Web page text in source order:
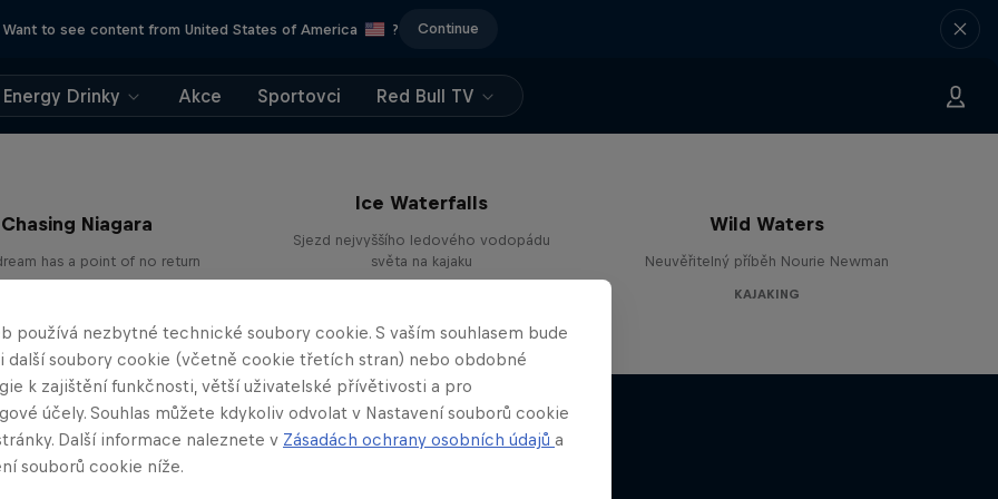
Want to see content from United States of America ? Continue
Energy Drinky Akce Sportovci Red Bull TV
Chasing Niagara
has a point of no return
Ice Waterfalls
Sjezd nejvyššího ledového vodopádu
světa na kajaku
Wild Waters
Neuvěřitelný příběh Nourie Newman
KAJAKING
používá nezbytné technické soubory cookie. S vaším souhlasem bude
další soubory cookie (včetně cookie třetích stran) nebo obdobné
k zajištění funkčnosti, větší uživatelské přívětivosti a pro
účely. Souhlas můžete kdykoliv odvolat v Nastavení souborů cookie
Další informace naleznete v Zásadách ochrany osobních údajů a
souborů cookie níže.